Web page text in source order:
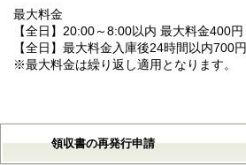
最大料金
【全日】20:00～8:00以内 最大料金400円
【全日】最大料金入庫後24時間以内700円
※最大料金は繰り返し適用となります。
領収書の再発行申請